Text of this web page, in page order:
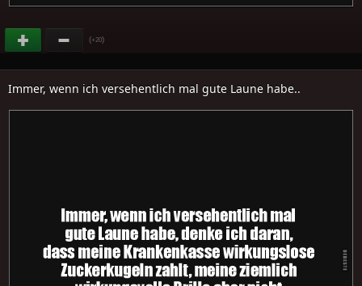
(+20)
Immer, wenn ich versehentlich mal gute Laune habe..